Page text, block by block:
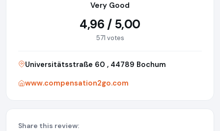
Very Good
4,96 / 5,00
571 votes
Universitätsstraße 60 , 44789 Bochum
www.compensation2go.com
Share this review: